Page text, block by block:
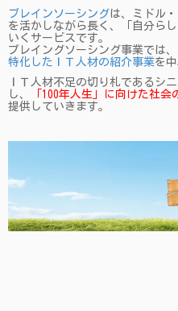
ブレインソーシングは、ミドル
を活かしながら長く、「自分ら
いくサービスです。
プレイングソーシング事業では
特化したＩＴ人材の紹介事業を
ＩＴ人材不足の切り札であるシ
し、
「100年人生」に向けた社会
提供していきます。